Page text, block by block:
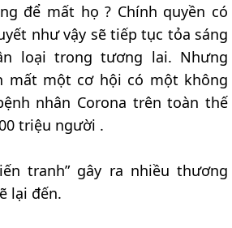
để mất họ ? Chính quyền có
như vậy sẽ tiếp tục tỏa sáng
loại trong tương lai. Nhưng
mất một cơ hội có một không
nhân Corona trên toàn thế
triệu người .
tranh” gây ra nhiều thương
lại đến.